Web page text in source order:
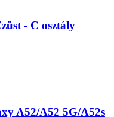
- C osztály
A52/A52 5G/A52s